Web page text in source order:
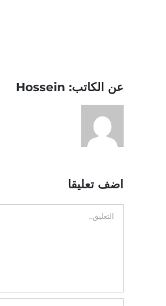
عن الكاتب: Hossein
اضف تعليقا
تعليق